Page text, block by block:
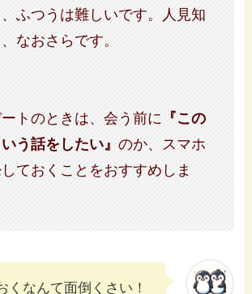
ふつうは難しいです。人見知
なおさらです。
トのときは、会う前に
『この
う話をしたい』のか、スマホ
しておくことをおすすめしま
くなんて面倒くさい！